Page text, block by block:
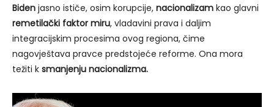
Biden jasno ističe, osim korupcije, nacionalizam kao glavni
remetilački faktor miru, vladavini prava i daljim
integracijskim procesima ovog regiona, čime
nagovještava pravce predstojeće reforme. Ona mora
težiti k smanjenju nacionalizma.